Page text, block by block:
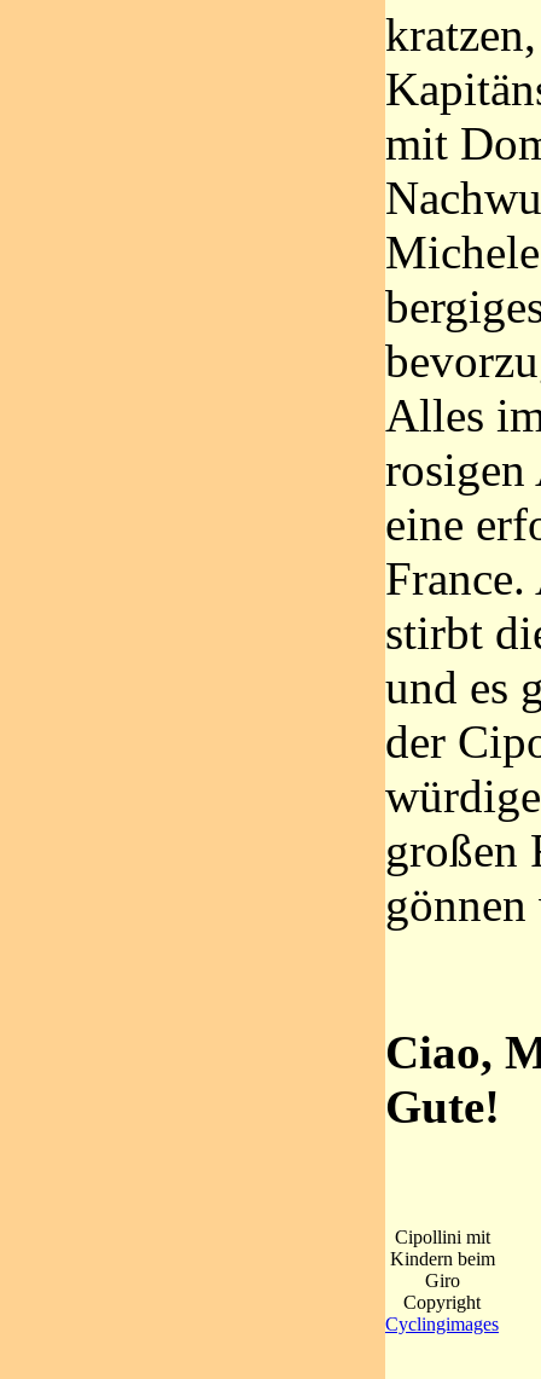
mit
Alles
rosigen
eine
stirbt
und es
der
großen
Ciao,
Gute!
Cipollini mit
Kindern beim
Giro
Copyright
Cyclingimages